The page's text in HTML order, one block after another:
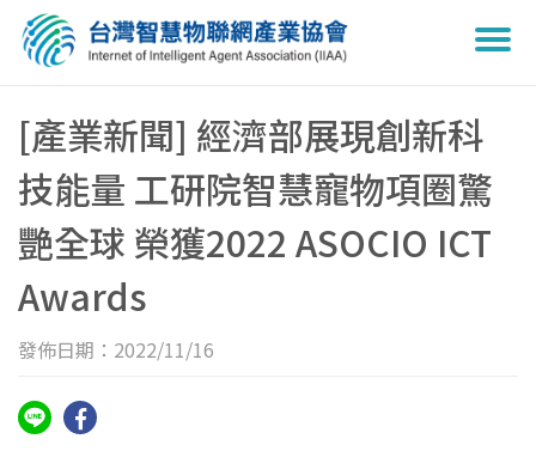
[產業新聞] 經濟部展現創新科
技能量 工研院智慧寵物項圈驚
艷全球 榮獲2022 ASOCIO ICT
Awards
發佈日期：2022/11/16